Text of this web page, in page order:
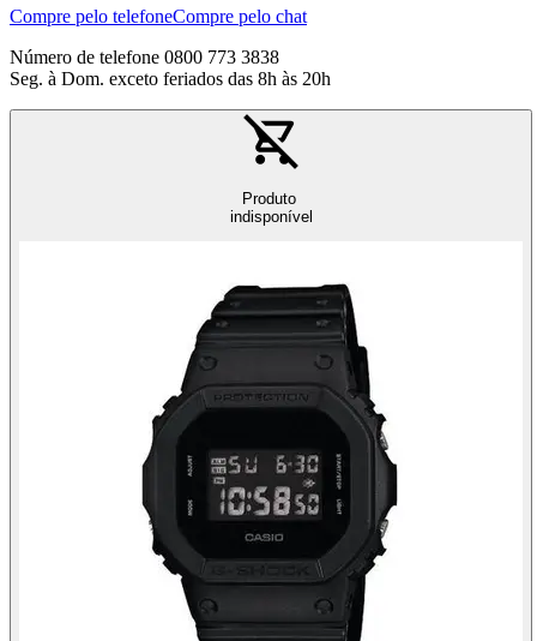
Compre pelo telefoneCompre pelo chat
Número de telefone 0800 773 3838
Seg. à Dom. exceto feriados das 8h às 20h
Produto
indisponível